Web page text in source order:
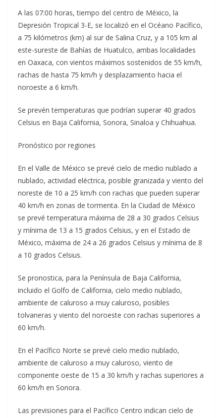
A las 07:00 horas, tiempo del centro de México, la
Depresión Tropical 3-E, se localizó en el Océano Pacífico,
a 75 kilómetros (km) al sur de Salina Cruz, y a 105 km al
este-sureste de Bahías de Huatulco, ambas localidades
en Oaxaca, con vientos máximos sostenidos de 55 km/h,
rachas de hasta 75 km/h y desplazamiento hacia el
noroeste a 6 km/h.
Se prevén temperaturas que podrían superar 40 grados
Celsius en Baja California, Sonora, Sinaloa y Chihuahua.
Pronóstico por regiones
En el Valle de México se prevé cielo de medio nublado a
nublado, actividad eléctrica, posible granizada y viento del
noreste de 10 a 25 km/h con rachas que pueden superar
40 km/h en zonas de tormenta. En la Ciudad de México
se prevé temperatura máxima de 28 a 30 grados Celsius
y mínima de 13 a 15 grados Celsius, y en el Estado de
México, máxima de 24 a 26 grados Celsius y mínima de 8
a 10 grados Celsius.
Se pronostica, para la Península de Baja California,
incluido el Golfo de California, cielo medio nublado,
ambiente de caluroso a muy caluroso, posibles
tolvaneras y viento del noroeste con rachas superiores a
60 km/h.
En el Pacífico Norte se prevé cielo medio nublado,
ambiente de caluroso a muy caluroso, viento de
componente oeste de 15 a 30 km/h y rachas superiores a
60 km/h en Sonora.
Las previsiones para el Pacífico Centro indican cielo de